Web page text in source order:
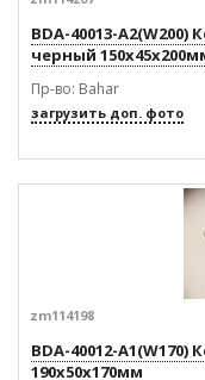
BDA-40013-
черный
Пр-во: Bahar
загрузить доп. фото
zm114198
BDA-40012-
190x50x170мм